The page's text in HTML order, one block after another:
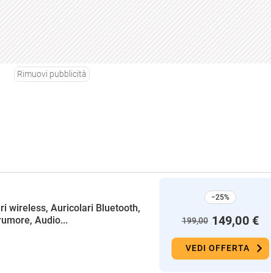
Rimuovi pubblicità
wireless, Auricolari Bluetooth,
Audio...
−25%
199,00 149,00 €
VEDI OFFERTA